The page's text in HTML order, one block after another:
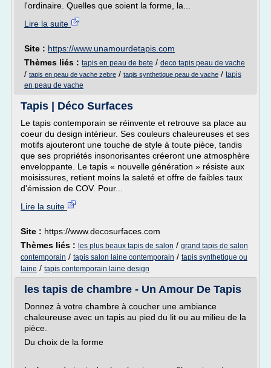
l'ordinaire. Quelles que soient la forme, la...
Lire la suite
Site : https://www.unamourdetapis.com
Thèmes liés : tapis en peau de bete / deco tapis peau de vache
/ tapis en peau de vache zebre / tapis synthetique peau de vache / tapis
en peau de vache
Tapis | Déco Surfaces
Le tapis contemporain se réinvente et retrouve sa place au
coeur du design intérieur. Ses couleurs chaleureuses et ses
motifs ajouteront une touche de style à toute pièce, tandis
que ses propriétés insonorisantes créeront une atmosphère
enveloppante. Le tapis « nouvelle génération » résiste aux
moisissures, retient moins la saleté et offre de faibles taux
d'émission de COV. Pour...
Lire la suite
Site : https://www.decosurfaces.com
Thèmes liés : les plus beaux tapis de salon / grand tapis de salon
contemporain / tapis salon laine contemporain / tapis synthetique ou
laine / tapis contemporain laine design
les tapis de chambre - Un Amour De Tapis
Donnez à votre chambre à coucher une ambiance
chaleureuse avec un tapis au pied du lit ou au milieu de la
pièce.
Du choix de la forme